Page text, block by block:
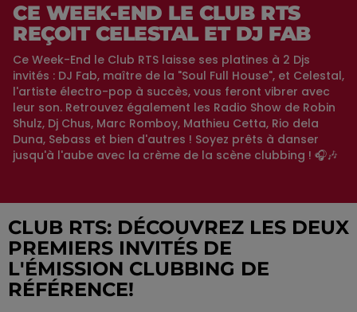
CE WEEK-END LE CLUB RTS
REÇOIT CELESTAL ET DJ FAB
Ce Week-End le Club RTS laisse ses platines à 2 Djs
invités : DJ Fab, maître de la "Soul Full House", et Celestal,
l'artiste électro-pop à succès, vous feront vibrer avec
leur son. Retrouvez également les Radio Show de Robin
Shulz, Dj Chus, Marc Romboy, Mathieu Cetta, Rio dela
Duna, Sebass et bien d'autres ! Soyez prêts à danser
jusqu'à l'aube avec la crème de la scène clubbing ! 🎧🎶
CLUB RTS: DÉCOUVREZ LES DEUX
PREMIERS INVITÉS DE
L'ÉMISSION CLUBBING DE
RÉFÉRENCE!